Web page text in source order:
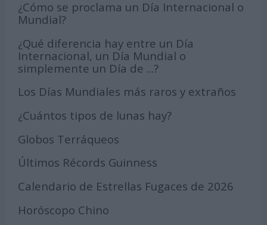
¿Cómo se proclama un Día Internacional o
Mundial?
¿Qué diferencia hay entre un Día
Internacional, un Día Mundial o
simplemente un Día de ...?
Los Días Mundiales más raros y extraños
¿Cuántos tipos de lunas hay?
Globos Terráqueos
Últimos Récords Guinness
Calendario de Estrellas Fugaces de 2026
Horóscopo Chino